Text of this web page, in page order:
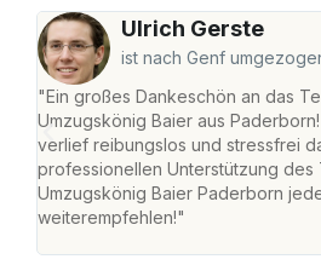
Ulrich Gerste
ist nach Genf
"Ein großes Dankeschön an das
Umzugskönig Baier aus
verlief reibungslos und stressfrei
professionellen Unterstützung des
Umzugskönig Baier Paderborn
weiterempfehlen!"